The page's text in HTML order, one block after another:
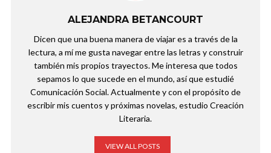
ALEJANDRA BETANCOURT
Dicen que una buena manera de viajar es a través de la
lectura, a mí me gusta navegar entre las letras y construir
también mis propios trayectos. Me interesa que todos
sepamos lo que sucede en el mundo, así que estudié
Comunicación Social. Actualmente y con el propósito de
escribir mis cuentos y próximas novelas, estudio Creación
Literaria.
VIEW ALL POSTS